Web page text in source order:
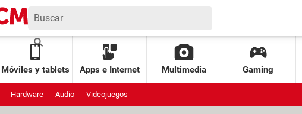
Móviles y tablets Apps e Internet Multimedia Gaming
Hardware Audio Videojuegos